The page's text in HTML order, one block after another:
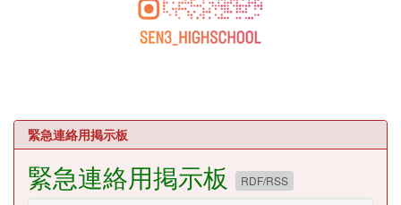
緊急連絡用掲示板
緊急連絡用掲示板 RDF/RSS